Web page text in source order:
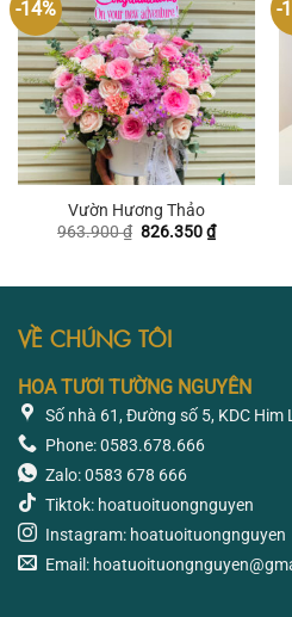
-14%
Vườn Hương Thảo
963.900₫ Giá
826.350₫Giá
hiện
826.350
-
VỀ CHÚNG TÔI
HOA TƯƠI TƯỜNG NGUYÊN
Số nhà 61, Đường số 5, KDC
Phone: 0583.678.666
Zalo: 0583 678 666
Tiktok: hoatuoituongnguyen
Instagram: hoatuoituongnguyen
Email: